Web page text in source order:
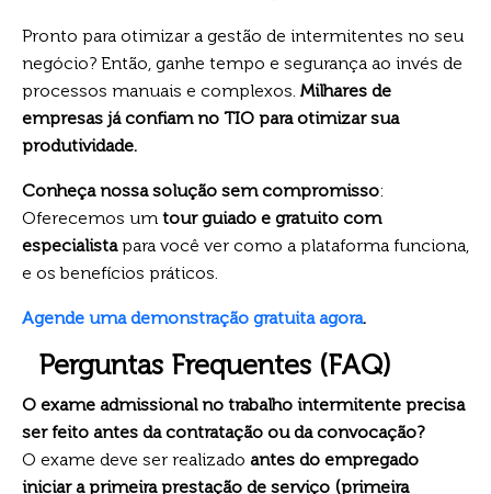
Pronto para otimizar a gestão de intermitentes no seu
negócio? Então, ganhe tempo e segurança ao invés de
processos manuais e complexos. Milhares de
empresas já confiam no TIO para otimizar sua
produtividade.
Conheça nossa solução sem compromisso:
Oferecemos um tour guiado e gratuito com
especialistapara você ver como a plataforma funciona,
e os benefícios práticos.
Agende uma demonstração gratuita agora.
Perguntas Frequentes (FAQ)
O exame admissional no trabalho intermitente precisa
ser feito antes da contratação ou da convocação?
O exame deve ser realizado antes do empregado
iniciar a primeira prestação de serviço (primeira